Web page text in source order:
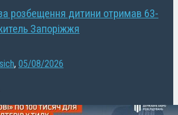
розбещення дитини отримав 63-
Запоріжжя
, 05/08/2026